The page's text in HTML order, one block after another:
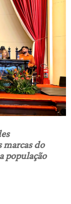
marcas do
população